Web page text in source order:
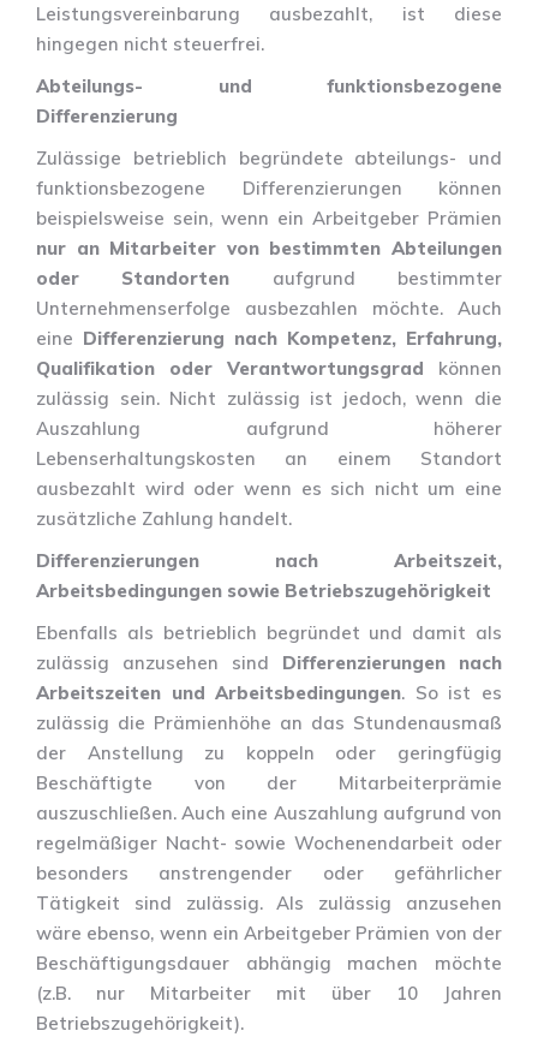
Leistungsvereinbarung ausbezahlt, ist diese
hingegen nicht steuerfrei.
Abteilungs- und funktionsbezogene
Differenzierung
Zulässige betrieblich begründete abteilungs- und
funktionsbezogene Differenzierungen können
beispielsweise sein, wenn ein Arbeitgeber Prämien
nur an Mitarbeiter von bestimmten Abteilungen
oder Standorten aufgrund bestimmter
Unternehmenserfolge ausbezahlen möchte. Auch
eine Differenzierung nach Kompetenz, Erfahrung,
Qualifikation oder Verantwortungsgrad können
zulässig sein. Nicht zulässig ist jedoch, wenn die
Auszahlung aufgrund höherer
Lebenserhaltungskosten an einem Standort
ausbezahlt wird oder wenn es sich nicht um eine
zusätzliche Zahlung handelt.
Differenzierungen nach Arbeitszeit,
Arbeitsbedingungen sowie Betriebszugehörigkeit
Ebenfalls als betrieblich begründet und damit als
zulässig anzusehen sind Differenzierungen nach
Arbeitszeiten und Arbeitsbedingungen. So ist es
zulässig die Prämienhöhe an das Stundenausmaß
der Anstellung zu koppeln oder geringfügig
Beschäftigte von der Mitarbeiterprämie
auszuschließen. Auch eine Auszahlung aufgrund von
regelmäßiger Nacht- sowie Wochenendarbeit oder
besonders anstrengender oder gefährlicher
Tätigkeit sind zulässig. Als zulässig anzusehen
wäre ebenso, wenn ein Arbeitgeber Prämien von der
Beschäftigungsdauer abhängig machen möchte
(z.B. nur Mitarbeiter mit über 10 Jahren
Betriebszugehörigkeit).